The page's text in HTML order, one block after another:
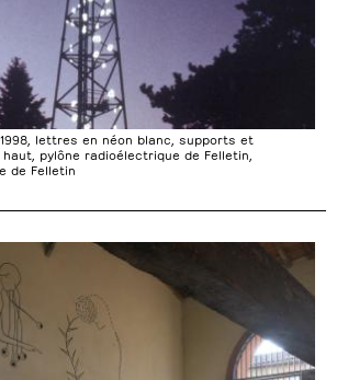
, 1998, lettres en néon blanc, supports et
pylône radioélectrique de Felletin,
de Felletin